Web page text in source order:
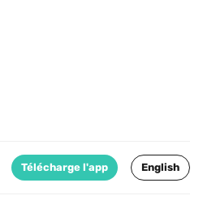
Télécharge l'app English